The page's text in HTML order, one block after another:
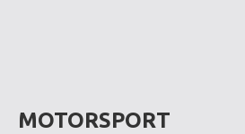
MOTORSPORT